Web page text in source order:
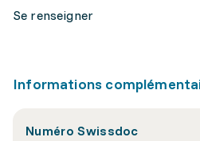
Se renseigner
Informations
Numéro Swissdoc